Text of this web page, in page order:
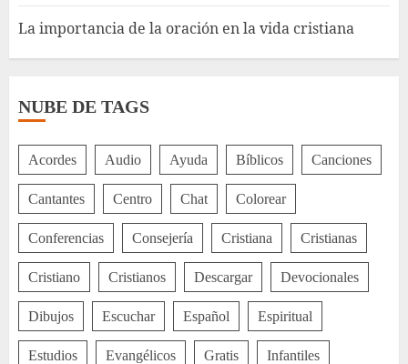
La importancia de la oración en la vida cristiana
NUBE DE TAGS
Acordes Audio Ayuda Bíblicos Canciones
Cantantes Centro Chat Colorear
Conferencias Consejería Cristiana Cristianas
Cristiano Cristianos Descargar Devocionales
Dibujos Escuchar Español Espiritual
Estudios Evangélicos Gratis Infantiles